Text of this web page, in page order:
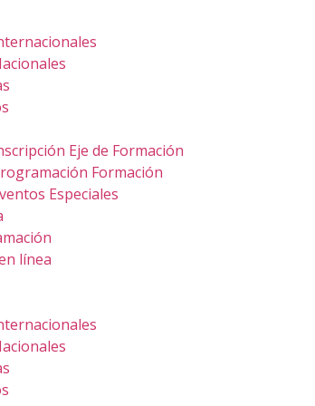
Eje de Formación
Formación
Especiales
línea